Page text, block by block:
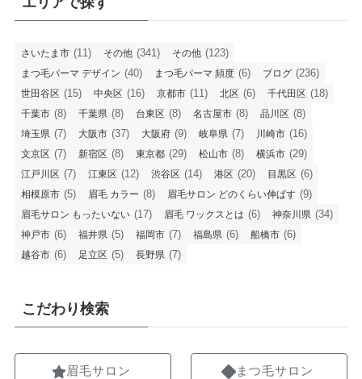
さいたま市 (11) その他 (341) その他 (123)
まつ毛パーマ デザイン (40) まつ毛パーマ 頻度 (6) ブログ (236)
世田谷区 (15) 中央区 (16) 京都市 (11) 北区 (6) 千代田区 (18)
千葉市 (8) 千葉県 (8) 台東区 (8) 名古屋市 (8) 品川区 (8)
埼玉県 (7) 大阪市 (37) 大阪府 (9) 岐阜県 (7) 川崎市 (16)
文京区 (7) 新宿区 (8) 東京都 (29) 松山市 (8) 横浜市 (29)
江戸川区 (7) 江東区 (12) 渋谷区 (14) 港区 (20) 目黒区 (6)
相模原市 (5) 眉毛 カラー (8) 眉毛サロン どのくらい伸ばす (9)
眉毛サロン もったいない (17) 眉毛 ワックスとは (6) 神奈川県 (34)
神戸市 (6) 福井県 (5) 福岡市 (7) 福島県 (6) 船橋市 (6)
越谷市 (6) 足立区 (5) 長野県 (7)
こだわり検索
眉毛サロン まつ毛サロン